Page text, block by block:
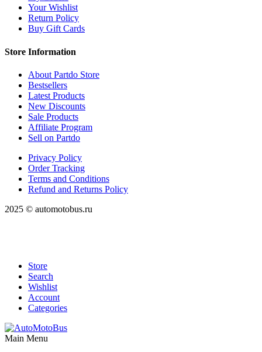
Your Wishlist
Return Policy
Buy Gift Cards
Store Information
About Partdo Store
Bestsellers
Latest Products
New Discounts
Sale Products
Affiliate Program
Sell on Partdo
Privacy Policy
Order Tracking
Terms and Conditions
Refund and Returns Policy
2025 © automotobus.ru
Store
Search
Wishlist
Account
Categories
Main Menu